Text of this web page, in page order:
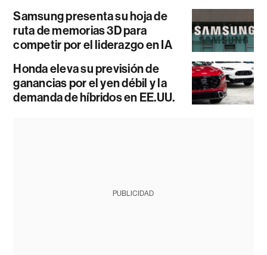
Samsung presenta su hoja de
ruta de memorias 3D para
competir por el liderazgo en IA
Honda eleva su previsión de
ganancias por el yen débil y la
demanda de híbridos en EE.UU.
PUBLICIDAD